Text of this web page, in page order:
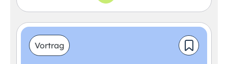
Vortrag